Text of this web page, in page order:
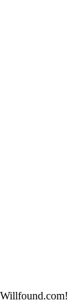
Willfound.com!